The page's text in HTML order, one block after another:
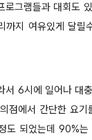
로그램들과 대회도
까지 여유있게 달릴
서 6시에 일어나 대
점에서 간단한 요
되었는데 90%는